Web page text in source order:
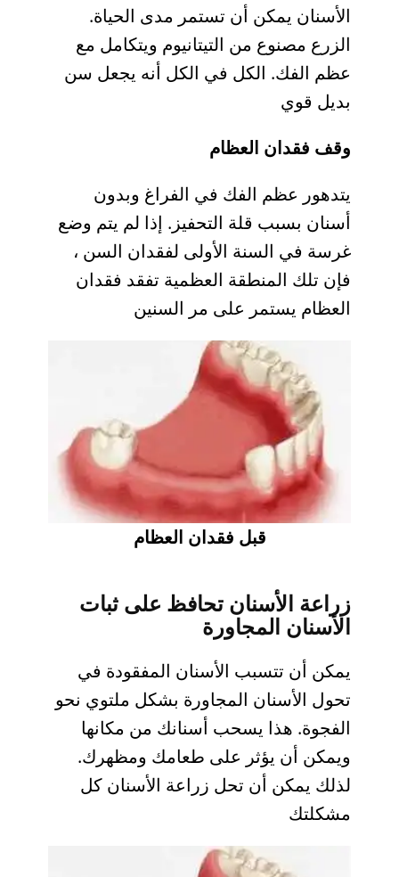
الأسنان يمكن أن تستمر مدى الحياة.
الزرع مصنوع من التيتانيوم ويتكامل مع
عظم الفك. الكل في الكل أنه يجعل سن
بديل قوي
وقف فقدان العظام
يتدهور عظم الفك في الفراغ وبدون
أسنان بسبب قلة التحفيز. إذا لم يتم وضع
غرسة في السنة الأولى لفقدان السن ،
فإن تلك المنطقة العظمية تفقد فقدان
العظام يستمر على مر السنين
قبل فقدان العظام
زراعة الأسنان تحافظ على ثبات
الأسنان المجاورة
يمكن أن تتسبب الأسنان المفقودة في
تحول الأسنان المجاورة بشكل ملتوي نحو
الفجوة. هذا يسحب أسنانك من مكانها
ويمكن أن يؤثر على طعامك ومظهرك.
لذلك يمكن أن تحل زراعة الأسنان كل
مشكلتك